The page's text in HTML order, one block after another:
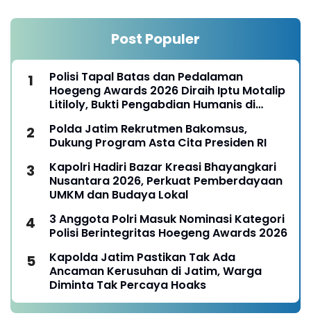
Post Populer
Polisi Tapal Batas dan Pedalaman
Hoegeng Awards 2026 Diraih Iptu Motalip
Litiloly, Bukti Pengabdian Humanis di
Polda Jatim Rekrutmen Bakomsus,
Dukung Program Asta Cita Presiden RI
Kapolri Hadiri Bazar Kreasi Bhayangkari
Nusantara 2026, Perkuat Pemberdayaan
UMKM dan Budaya Lokal
3 Anggota Polri Masuk Nominasi Kategori
Polisi Berintegritas Hoegeng Awards 2026
Kapolda Jatim Pastikan Tak Ada
Ancaman Kerusuhan di Jatim, Warga
Diminta Tak Percaya Hoaks